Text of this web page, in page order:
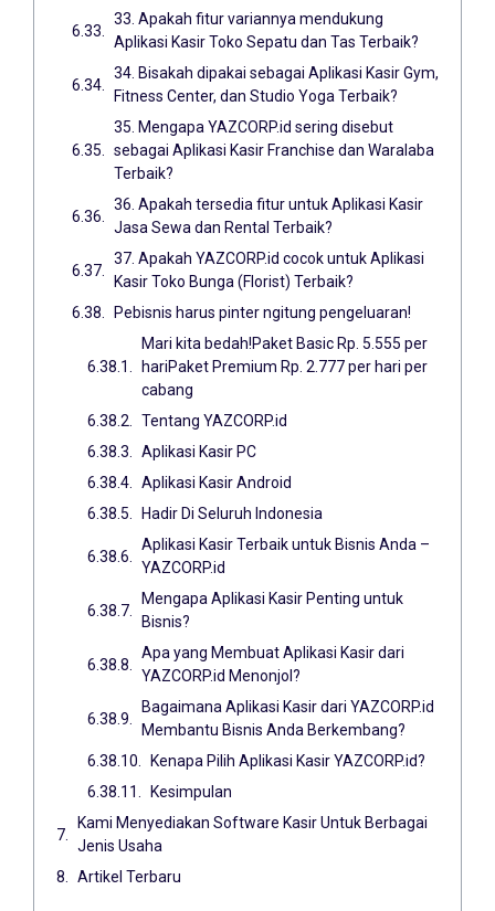
33. Apakah fitur variannya mendukung
Aplikasi Kasir Toko Sepatu dan Tas Terbaik?
34. Bisakah dipakai sebagai Aplikasi Kasir Gym,
Fitness Center, dan Studio Yoga Terbaik?
35. Mengapa YAZCORP.id sering disebut
sebagai Aplikasi Kasir Franchise dan Waralaba
Terbaik?
36. Apakah tersedia fitur untuk Aplikasi Kasir
Jasa Sewa dan Rental Terbaik?
37. Apakah YAZCORP.id cocok untuk Aplikasi
Kasir Toko Bunga (Florist) Terbaik?
Pebisnis harus pinter ngitung pengeluaran!
Mari kita bedah!Paket Basic Rp. 5.555 per
hariPaket Premium Rp. 2.777 per hari per
cabang
Tentang YAZCORP.id
Aplikasi Kasir PC
Aplikasi Kasir Android
Hadir Di Seluruh Indonesia
Aplikasi Kasir Terbaik untuk Bisnis Anda –
YAZCORP.id
Mengapa Aplikasi Kasir Penting untuk
Bisnis?
Apa yang Membuat Aplikasi Kasir dari
YAZCORP.id Menonjol?
Bagaimana Aplikasi Kasir dari YAZCORP.id
Membantu Bisnis Anda Berkembang?
Kenapa Pilih Aplikasi Kasir YAZCORP.id?
Kesimpulan
Kami Menyediakan Software Kasir Untuk Berbagai
Jenis Usaha
Artikel Terbaru